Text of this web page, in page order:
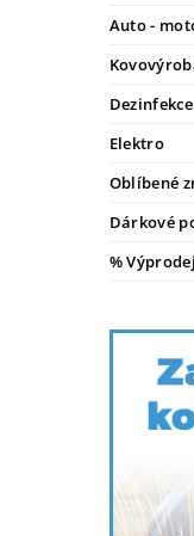
Auto -
Elektro
Oblíbené
Dárkové
%